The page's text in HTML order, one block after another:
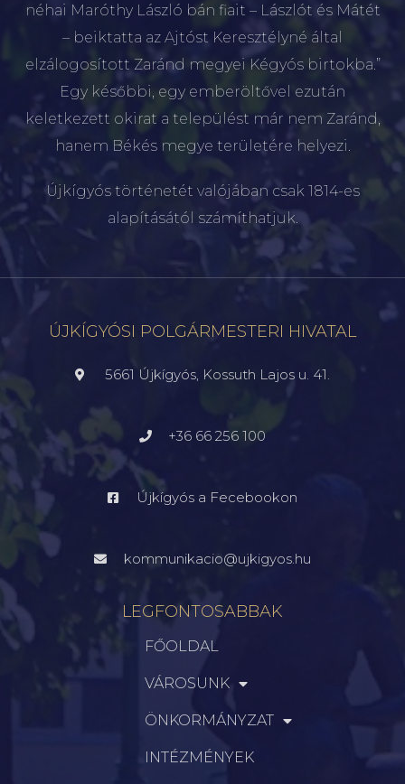
néhai Maróthy László bán fiait – Lászlót és Mátét
– beiktatta az Ajtóst Keresztélyné által
elzálogosított Zaránd megyei Kégyós birtokba.”
Egy későbbi, egy emberöltővel ezután
keletkezett okirat a települést már nem Zaránd,
hanem Békés megye területére helyezi.
Újkígyós történetét valójában csak 1814-es
alapításától számíthatjuk.
ÚJKÍGYÓSI POLGÁRMESTERI HIVATAL
5661 Újkígyós, Kossuth Lajos u. 41.
+36 66 256 100
Újkígyós a Fecebookon
kommunikacio@ujkigyos.hu
LEGFONTOSABBAK
FŐOLDAL
VÁROSUNK
ÖNKORMÁNYZAT
INTÉZMÉNYEK